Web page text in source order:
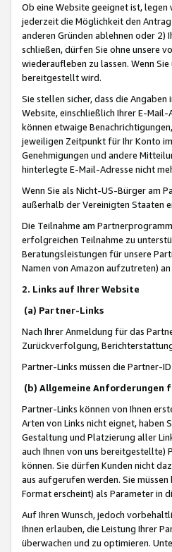
Ob eine Website geeignet ist,
jederzeit die Möglichkeit den
anderen Gründen ablehnen oder 2)
schließen, dürfen Sie ohne unsere
wiederaufleben zu lassen. Wenn
bereitgestellt wird.
Sie stellen sicher, dass die
Website, einschließlich Ihrer E-
können etwaige
jeweiligen Zeitpunkt für Ihr Konto
Genehmigungen und andere
hinterlegte E-Mail-Adresse nicht
Wenn Sie als Nicht-US-Bürger am
außerhalb der Vereinigten Staaten
Die Teilnahme am
erfolgreichen Teilnahme zu
Beratungsleistungen für unsere
Namen von Amazon aufzutreten)
2. Links auf Ihrer Website
(a) Partner-Links
Nach Ihrer Anmeldung für das
Zurückverfolgung,
Partner-Links müssen die Partner-
(b) Allgemeine Anforderungen
Partner-Links können von Ihnen
Arten von Links nicht eignet, haben
Gestaltung und Platzierung aller
auch Ihnen von uns
können. Sie dürfen Kunden nicht
aus aufgerufen werden. Sie
Format erscheint) als Parameter in
Auf Ihren Wunsch, jedoch
Ihnen erlauben, die Leistung Ihrer
überwachen und zu optimieren.